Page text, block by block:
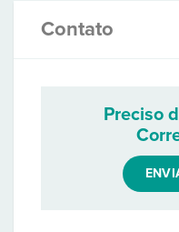
Contato
Preciso